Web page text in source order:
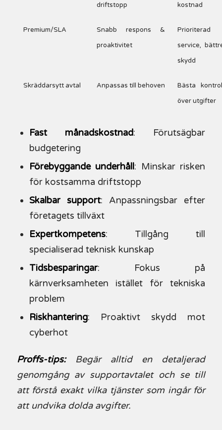
driftstopp
kostnad
Premium/SLA
Snabb respons &
proaktivitet
Prioriterad
service,
skydd
Skräddarsytt avtal Anpassas till behoven
Bästa
över utgifter
Fast månadskostnad: Förutsägbar
budgetering
Förebyggande underhåll: Minskar risken
för kostsamma driftstopp
Skalbar support: Anpassningsbar efter
företagets tillväxt
Expertkompetens: Tillgång till
specialiserad teknisk kunskap
Tidsbesparingar: Fokus på
kärnverksamheten istället för tekniska
problem
Riskhantering: Proaktivt skydd mot
cyberhot
Proffs-tips:
Begär alltid en detaljerad
genomgång av supportavtalet och se till
att förstå exakt vilka tjänster som ingår för
att undvika dolda avgifter.